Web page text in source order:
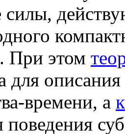
силы,
При этом
для
времени, а
поведения